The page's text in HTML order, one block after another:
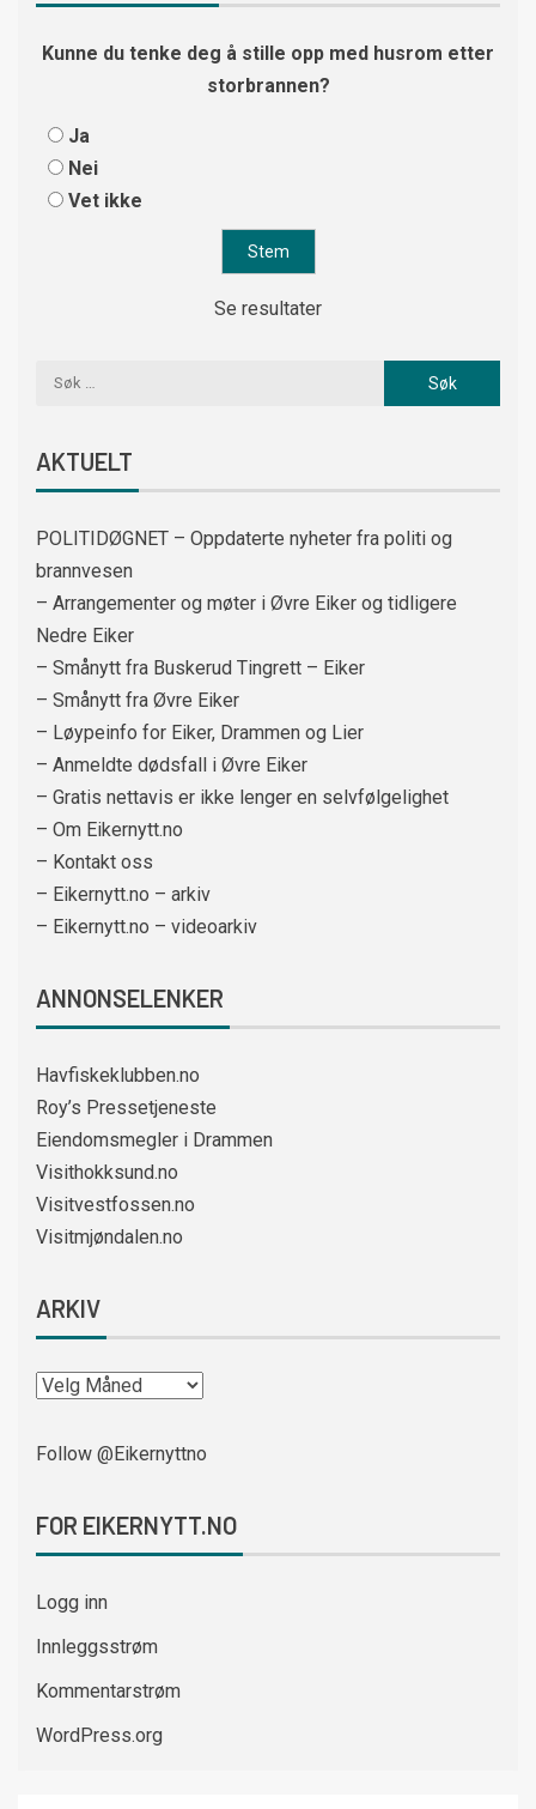
Kunne du tenke deg å stille opp med husrom etter
storbrannen?
Ja
Nei
Vet ikke
Se resultater
AKTUELT
POLITIDØGNET – Oppdaterte nyheter fra politi og
brannvesen
– Arrangementer og møter i Øvre Eiker og tidligere
Nedre Eiker
– Smånytt fra Buskerud Tingrett – Eiker
– Smånytt fra Øvre Eiker
– Løypeinfo for Eiker, Drammen og Lier
– Anmeldte dødsfall i Øvre Eiker
– Gratis nettavis er ikke lenger en selvfølgelighet
– Om Eikernytt.no
– Kontakt oss
– Eikernytt.no – arkiv
– Eikernytt.no – videoarkiv
ANNONSELENKER
Havfiskeklubben.no
Roy’s Pressetjeneste
Eiendomsmegler i Drammen
Visithokksund.no
Visitvestfossen.no
Visitmjøndalen.no
ARKIV
Follow @Eikernyttno
FOR EIKERNYTT.NO
Logg inn
Innleggsstrøm
Kommentarstrøm
WordPress.org